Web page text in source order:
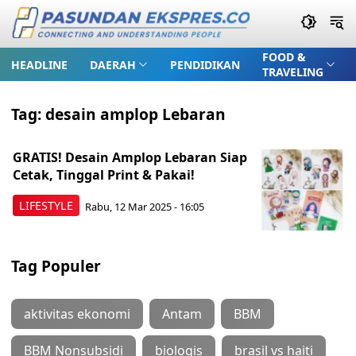
HEADLINE DAERAH PENDIDIKAN
FOOD &
TRAVELING
Tag:desain amplop Lebaran
LIFESTYLE
GRATIS! Desain Amplop Lebaran Siap
Cetak, Tinggal Print & Pakai!
Rabu, 12 Mar 2025 - 16:05
Tag Populer
aktivitas ekonomi Antam BBM
BBM Nonsubsidi biologis brasil vs haiti